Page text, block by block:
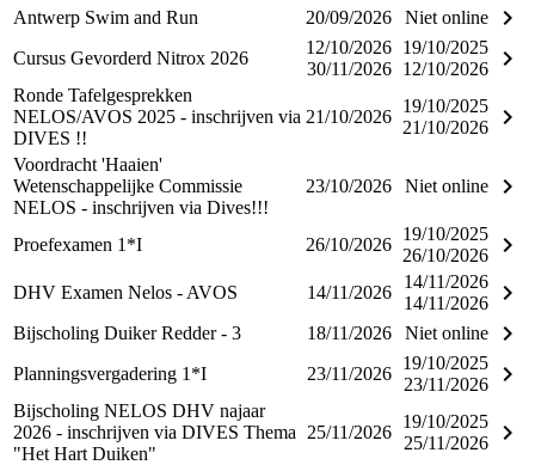
Antwerp Swim and Run 20/09/2026 Niet online keyboard_arrow_right
Cursus Gevorderd Nitrox 2026
12/10/2026
30/11/2026
19/10/2025
12/10/2026
keyboard_arrow_right
Ronde Tafelgesprekken
NELOS/AVOS 2025 - inschrijven via
DIVES !!
21/10/2026
19/10/2025
21/10/2026
keyboard_arrow_right
Voordracht 'Haaien'
Wetenschappelijke Commissie
NELOS - inschrijven via Dives!!!
23/10/2026 Niet online keyboard_arrow_right
Proefexamen 1*I 26/10/2026
19/10/2025
26/10/2026
keyboard_arrow_right
DHV Examen Nelos - AVOS 14/11/2026
14/11/2026
14/11/2026
keyboard_arrow_right
Bijscholing Duiker Redder - 3 18/11/2026 Niet online keyboard_arrow_right
Planningsvergadering 1*I 23/11/2026
19/10/2025
23/11/2026
keyboard_arrow_right
Bijscholing NELOS DHV najaar
2026 - inschrijven via DIVES Thema
"Het Hart Duiken"
25/11/2026
19/10/2025
25/11/2026
keyboard_arrow_right